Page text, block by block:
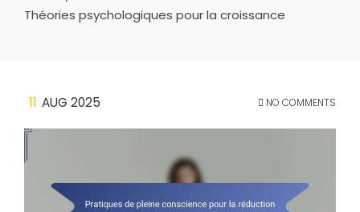
Théories psychologiques pour la croissance
11 AUG 2025 NO COMMENTS